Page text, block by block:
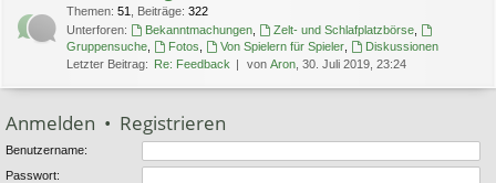
Themen: 51 Beiträge: 322
Unterforen:
Bekanntmachungen, Zelt- und Schlafplatzbörse,
Gruppensuche
Fotos Von Spielern für Spieler,
Diskussionen
Letzter Beitrag: Re: Feedback von Aron , 30. Juli 2019, 23:24
Anmelden • Registrieren
Benutzername:
Passwort: